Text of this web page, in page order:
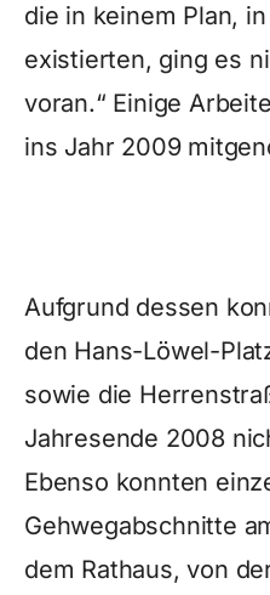
die in keinem Plan,
existierten, ging es
voran.“ Einige
ins Jahr 2009
Aufgrund dessen
den Hans-Löwel-
sowie die
Jahresende 2008
Ebenso konnten
Gehwegabschnitte
dem Rathaus, von